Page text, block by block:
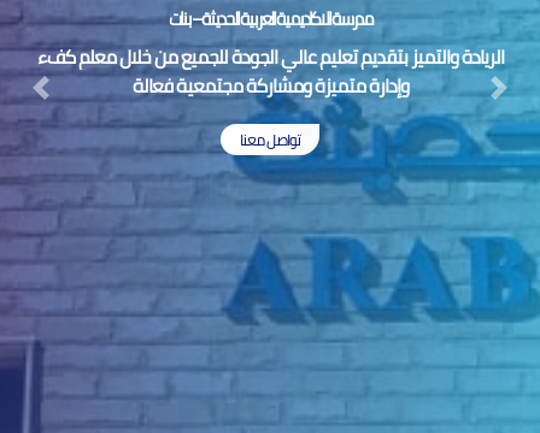
مدرسة الاكاديمية العربية الحديثة – بنات
الريادة والتميز بتقديم تعليم عالي الجودة للجميع من خلال معلم كفء
وإدارة متميزة ومشاركة مجتمعية فعالة
تواصل معنا
Previous
Next